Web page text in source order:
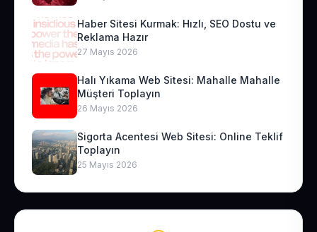
Haber Sitesi Kurmak: Hızlı, SEO Dostu ve
Reklama Hazır
27 Mayıs 2026
Halı Yıkama Web Sitesi: Mahalle Mahalle
Müşteri Toplayın
26 Mayıs 2026
Sigorta Acentesi Web Sitesi: Online Teklif
Toplayın
25 Mayıs 2026